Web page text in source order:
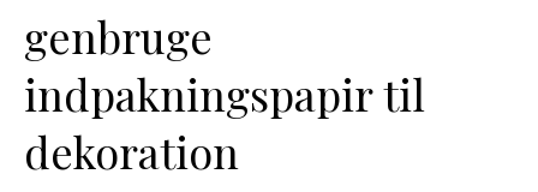
genbruge
indpakningspapir til
dekoration